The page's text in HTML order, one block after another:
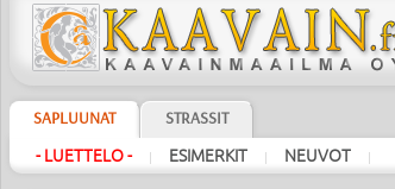
SAPLUUNAT STRASSIT
- LUETTELO - | ESIMERKIT | NEUVOT |